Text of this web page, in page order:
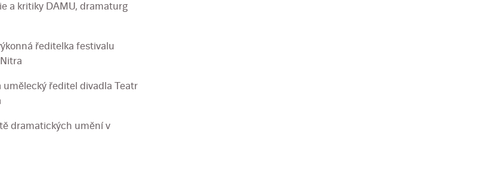
a kritiky DAMU, dramaturg
ředitelka festivalu
umělecký ředitel divadla Teatr
dramatických umění v